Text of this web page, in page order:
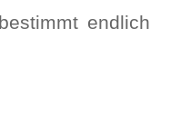
endlich